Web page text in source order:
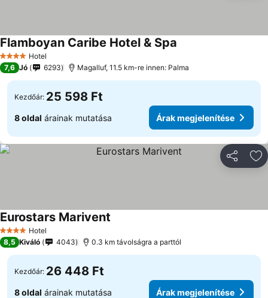
4 KategóriaHotel
Flamboyan Caribe Hotel & Spa
7,6 Jó 6293 Magalluf, 11.5 km-re innen: Palma
Kezdőár: 25 598 Ft
8 oldal árainak mutatása Árak megjelenítése
4 KategóriaHotel
Eurostars Marivent
8,5 Kiváló 4043 0.3 km távolságra a parttól
Kezdőár: 26 448 Ft
8 oldal árainak mutatása Árak megjelenítése